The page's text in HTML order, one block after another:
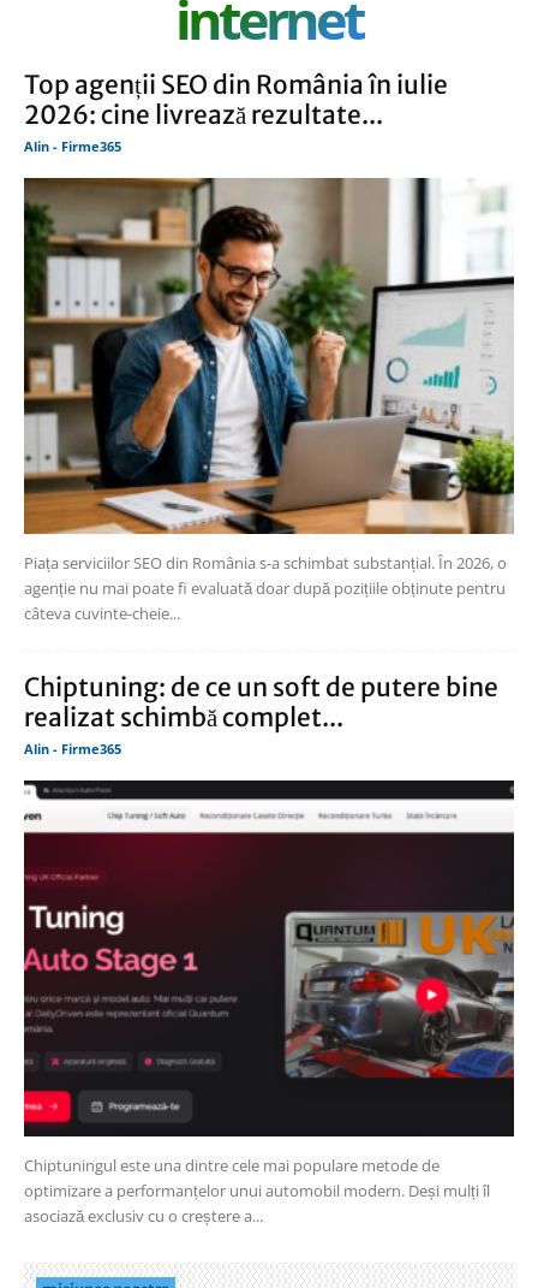
internet
Top agenții SEO din România în iulie
2026: cine livrează rezultate...
Alin - Firme365
Piața serviciilor SEO din România s-a schimbat substanțial. În 2026, o
agenție nu mai poate fi evaluată doar după pozițiile obținute pentru
câteva cuvinte-cheie...
Chiptuning: de ce un soft de putere bine
realizat schimbă complet...
Alin - Firme365
Chiptuningul este una dintre cele mai populare metode de
optimizare a performanțelor unui automobil modern. Deși mulți îl
asociază exclusiv cu o creștere a...